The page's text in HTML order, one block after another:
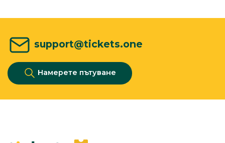
support@tickets.one
Намерете пътуване